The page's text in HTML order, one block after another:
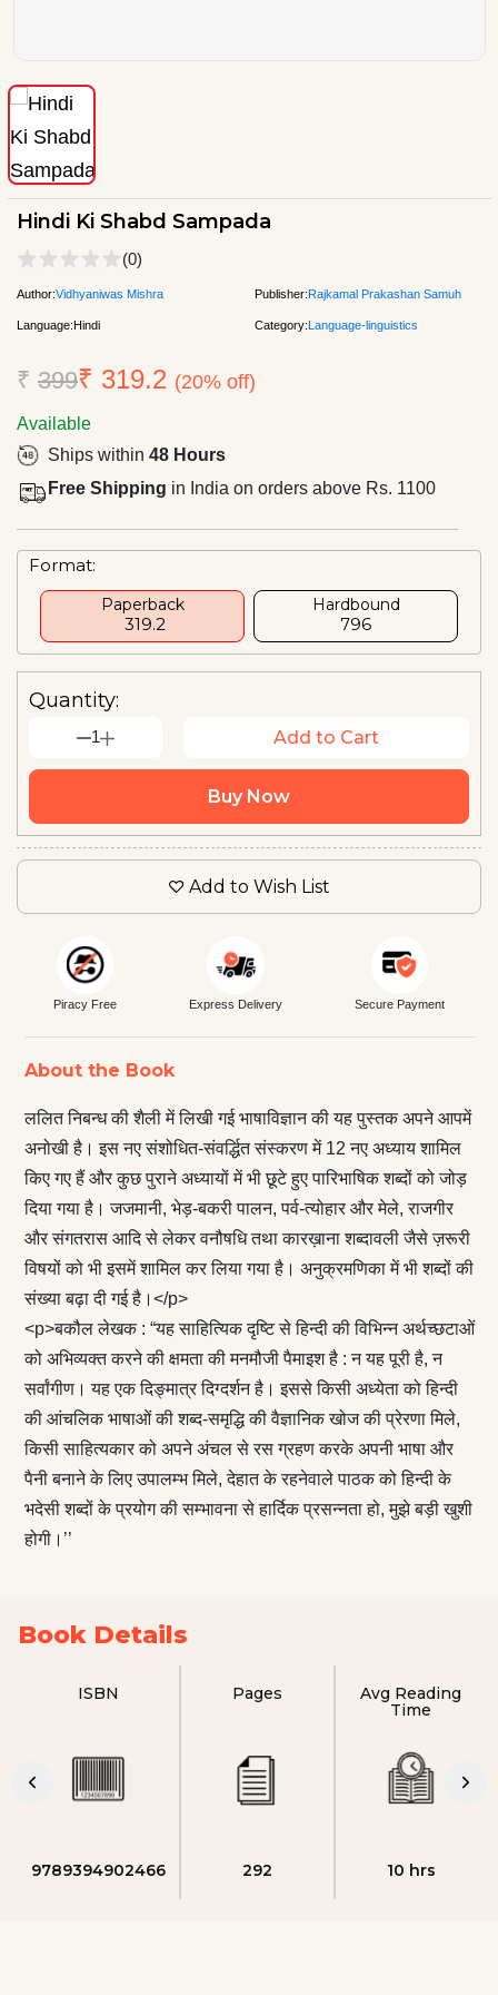
Hindi Ki Shabd Sampada
(0)
Author:Vidhyaniwas Mishra Publisher:Rajkamal Prakashan Samuh
Language:Hindi Category:Language-linguistics
₹ 399₹ 319.2 (20% off)
Available
Ships within 48 Hours
Free Shipping in India on orders above Rs. 1100
Format:
Paperback
₹ 319.2
Hardbound
₹796
Quantity:
1 Add to Cart
Buy Now
Add to Wish List
Piracy Free Express Delivery Secure Payment
About the Book
ललित निबन्ध की शैली में लिखी गई भाषाविज्ञान की यह पुस्तक अपने आपमें
अनोखी है। इस नए संशोधित-संवर्द्धित संस्करण में 12 नए अध्याय शामिल
किए गए हैं और कुछ पुराने अध्यायों में भी छूटे हुए पारिभाषिक शब्दों को जोड़
दिया गया है। जजमानी, भेड़-बकरी पालन, पर्व-त्योहार और मेले, राजगीर
और संगतरास आदि से लेकर वनौषधि तथा कारख़ाना शब्दावली जैसे ज़रूरी
विषयों को भी इसमें शामिल कर लिया गया है। अनुक्रमणिका में भी शब्दों की
संख्या बढ़ा दी गई है।</p>
<p>बकौल लेखक : “यह साहित्यिक दृष्टि से हिन्दी की विभिन्न अर्थच्छटाओं
को अभिव्यक्त करने की क्षमता की मनमौजी पैमाइश है : न यह पूरी है, न
सर्वांगीण। यह एक दिङ्मात्र दिग्दर्शन है। इससे किसी अध्येता को हिन्दी
की आंचलिक भाषाओं की शब्द-समृद्धि की वैज्ञानिक खोज की प्रेरणा मिले,
किसी साहित्यकार को अपने अंचल से रस ग्रहण करके अपनी भाषा और
पैनी बनाने के लिए उपालम्भ मिले, देहात के रहनेवाले पाठक को हिन्दी के
भदेसी शब्दों के प्रयोग की सम्भावना से हार्दिक प्रसन्नता हो, मुझे बड़ी खुशी
होगी।’’
Book Details
ISBN
9789394902466
Pages
292
Avg Reading
Time
10 hrs